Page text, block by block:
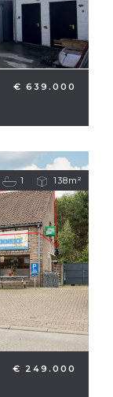
€ 639.000
1 138m²
€ 249.000